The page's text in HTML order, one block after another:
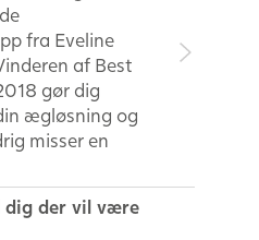
fra Eveline
af Best
gør dig
ægløsning og
misser en
dig der vil være